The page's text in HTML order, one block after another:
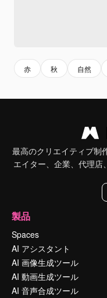
赤 秋 自然
最高のクリエイティブ制
エイター、企業、代理店
製品
Spaces
AI アシスタント
AI 画像生成ツール
AI 動画生成ツール
AI 音声合成ツール